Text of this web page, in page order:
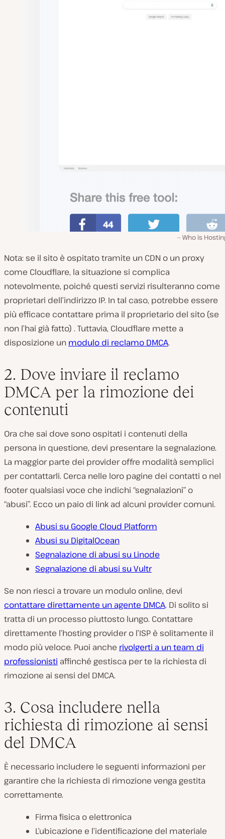
Who is
Nota: se il sito è ospitato tramite un CDN o un proxy
come Cloudflare, la situazione si complica
notevolmente, poiché questi servizi risulteranno come
proprietari dell’indirizzo IP. In tal caso, potrebbe essere
più efficace contattare prima il proprietario del sito (se
non l’hai già fatto) . Tuttavia, Cloudflare mette a
disposizione un modulo di reclamo DMCA.
2. Dove inviare il reclamo
DMCA per la rimozione dei
contenuti
Ora che sai dove sono ospitati i contenuti della
persona in questione, devi presentare la segnalazione.
La maggior parte dei provider offre modalità semplici
per contattarli. Cerca nelle loro pagine dei contatti o nel
footer qualsiasi voce che indichi “segnalazioni” o
“abusi”. Ecco un paio di link ad alcuni provider comuni.
Abusi su Google Cloud Platform
Abusi su DigitalOcean
Segnalazione di abusi su Linode
Segnalazione di abusi su Vultr
Se non riesci a trovare un modulo online, devi
contattare direttamente un agente DMCA. Di solito si
tratta di un processo piuttosto lungo. Contattare
direttamente l’hosting provider o l’ISP è solitamente il
modo più veloce. Puoi anche rivolgerti a un team di
professionisti affinché gestisca per te la richiesta di
rimozione ai sensi del DMCA.
3. Cosa includere nella
richiesta di rimozione ai sensi
del DMCA
È necessario includere le seguenti informazioni per
garantire che la richiesta di rimozione venga gestita
correttamente.
Firma fisica o elettronica
L’ubicazione e l’identificazione del materiale